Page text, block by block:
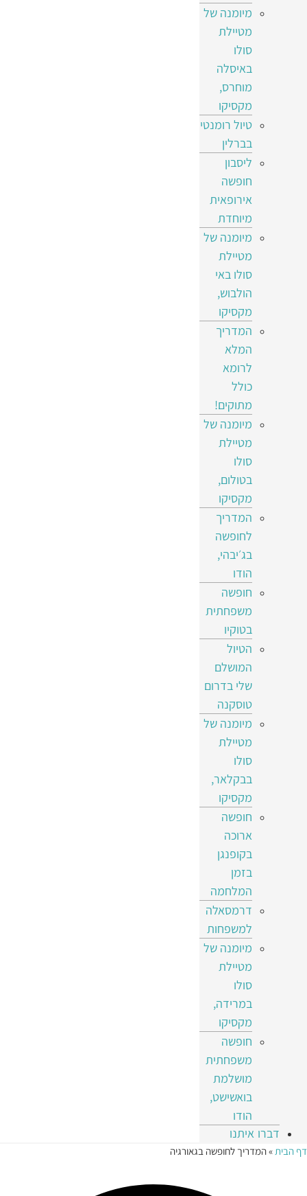
מיומנה של
מטיילת
סולו
באיסלה
מוחרס,
מקסיקו
טיול רומנטי
בברלין
ליסבון
חופשה
אירופאית
מיוחדת
מיומנה של
מטיילת
סולו באי
הולבוש,
מקסיקו
המדריך
המלא
לרומא
כולל
מתוקים!
מיומנה של
מטיילת
סולו
בטולום,
מקסיקו
המדריך
לחופשה
בג׳יבהי,
הודו
חופשה
משפחתית
בטוקיו
הטיול
המושלם
שלי בדרום
טוסקנה
מיומנה של
מטיילת
סולו
בבקלאר,
מקסיקו
חופשה
ארוכה
בקופנגן
בזמן
המלחמה
דרמסאלה
למשפחות
מיומנה של
מטיילת
סולו
במרידה,
מקסיקו
חופשה
משפחתית
מושלמת
בואשישט,
הודו
דברו איתנו
דף הבית »המדריך לחופשה בגאורגיה